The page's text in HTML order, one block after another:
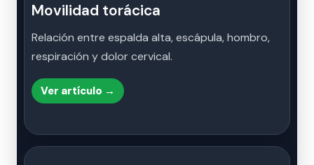
Movilidad torácica
Relación entre espalda alta, escápula, hombro,
respiración y dolor cervical.
Ver artículo →